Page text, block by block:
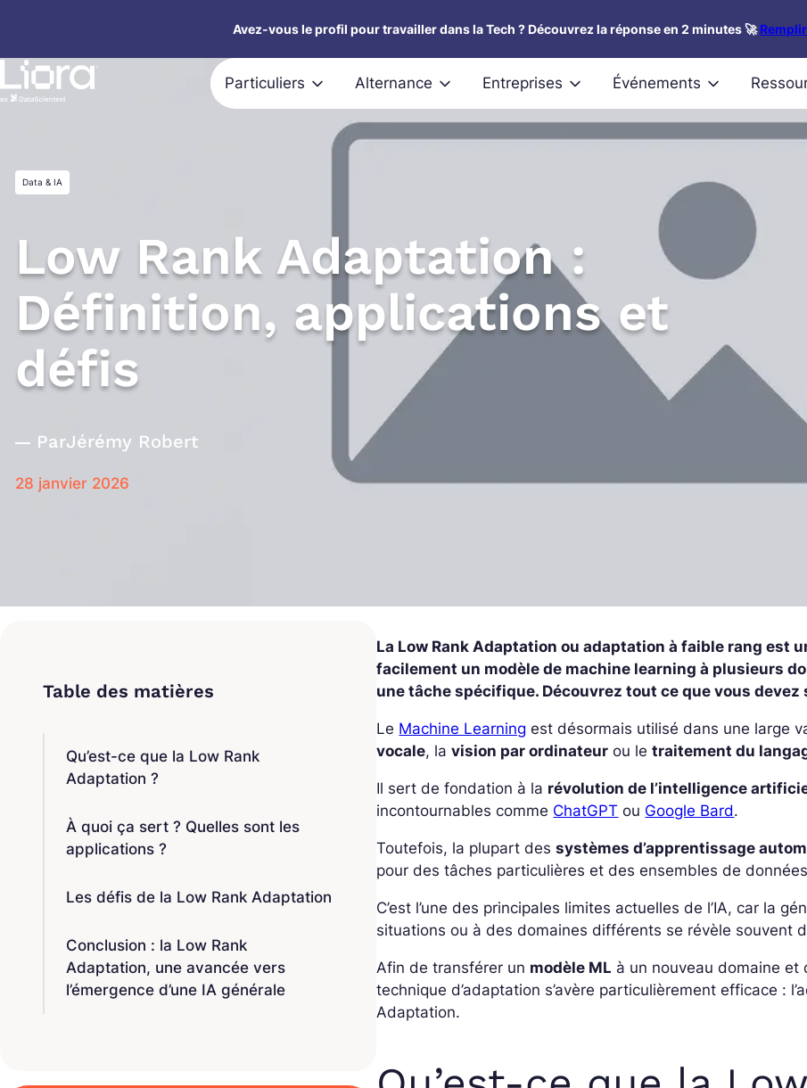
contenu
Avez-vous le profil pour travailler dans la Tech ? Découvrez la réponse en 2 minutes 🚀
Particuliers Alternance Entreprises Événements
Data & IA
Low Rank Adaptation :
Définition, applications et
défis
ParJérémy Robert
28 janvier 2026
Qu’est-ce que la Low Rank
Adaptation ?
À quoi ça sert ? Quelles sont les
applications ?
Les défis de la Low Rank Adaptation
Conclusion : la Low Rank
Adaptation, une avancée vers
l’émergence d’une IA générale
La Low Rank Adaptation ou adaptation à faible rang est
facilement un modèle de machine learning à plusieurs
une tâche spécifique. Découvrez tout ce que vous
Le Machine Learning est désormais utilisé dans une large
vocale, lavision par ordinateur ou letraitement du
Il sert de fondation à la révolution de l’intelligence
incontournables comme ChatGPT ou Google Bard.
Toutefois, la plupart dessystèmes d’apprentissage
pour des tâches particulières et des ensembles de
C’est l’une des principales limites actuelles de l’IA, car la
situations ou à des domaines différents se révèle souvent
Afin de transférer un modèle ML à un nouveau domaine et
technique d’adaptation s’avère particulièrement efficace :
Adaptation.